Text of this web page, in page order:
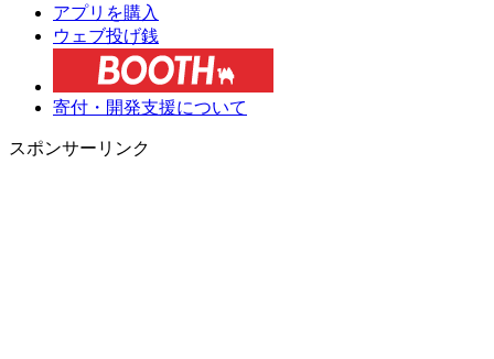
アプリを購入
ウェブ投げ銭
寄付・開発支援について
スポンサーリンク